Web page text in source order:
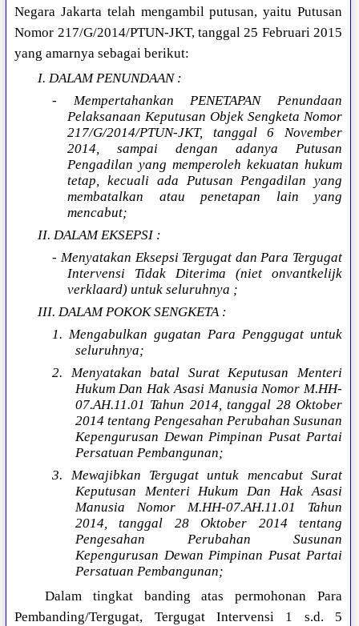
Negara Jakarta telah mengambil putusan, yaitu Putusan
Nomor 217/G/2014/PTUN-JKT, tanggal 25 Februari 2015
yang amarnya sebagai berikut:
I. DALAM PENUNDAAN :
- Mempertahankan PENETAPAN Penundaan
Pelaksanaan Keputusan Objek Sengketa Nomor
217/G/2014/PTUN-JKT, tanggal 6 November
2014, sampai dengan adanya Putusan
Pengadilan yang memperoleh kekuatan hukum
tetap, kecuali ada Putusan Pengadilan yang
membatalkan atau penetapan lain yang
mencabut;
II. DALAM EKSEPSI :
- Menyatakan Eksepsi Tergugat dan Para Tergugat
Intervensi Tidak Diterima (niet onvantkelijk
verklaard) untuk seluruhnya ;
III. DALAM POKOK SENGKETA :
1. Mengabulkan gugatan Para Penggugat untuk
seluruhnya;
2. Menyatakan batal Surat Keputusan Menteri
Hukum Dan Hak Asasi Manusia Nomor M.HH-
07.AH.11.01 Tahun 2014, tanggal 28 Oktober
2014 tentang Pengesahan Perubahan Susunan
Kepengurusan Dewan Pimpinan Pusat Partai
Persatuan Pembangunan;
3. Mewajibkan Tergugat untuk mencabut Surat
Keputusan Menteri Hukum Dan Hak Asasi
Manusia Nomor M.HH-07.AH.11.01 Tahun
2014, tanggal 28 Oktober 2014 tentang
Pengesahan Perubahan Susunan
Kepengurusan Dewan Pimpinan Pusat Partai
Persatuan Pembangunan;
Dalam tingkat banding atas permohonan Para
Pembanding/Tergugat, Tergugat Intervensi 1 s.d. 5